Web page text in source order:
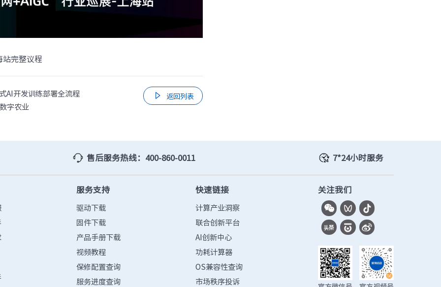
站完整议程
AI开发训练部署全流程
字农业
 返回列表
售后服务热线：400-860-0011 7*24小时服务
服务支持
驱动下载
固件下载
产品手册下载
视频教程
保修配置查询
服务进度查询
快速链接
计算产业洞察
联合创新平台
AI创新中心
功耗计算器
OS兼容性查询
市场秩序投诉
关注我们